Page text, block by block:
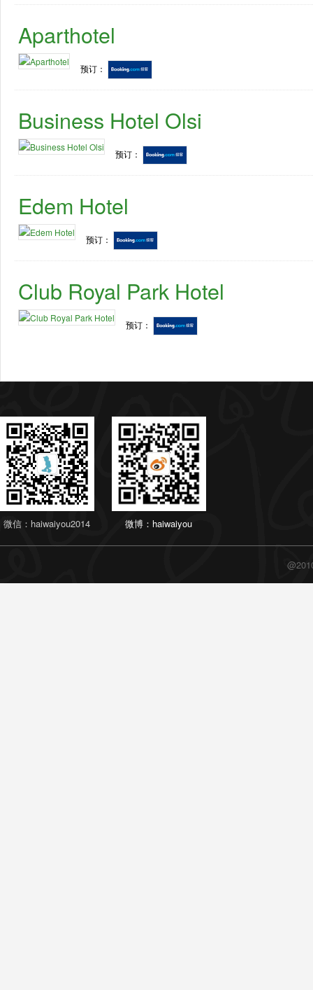
Aparthotel
预订：
Business Hotel Olsi
预订：
Edem Hotel
预订：
Club Royal Park Hotel
预订：
微信：haiwaiyou2014 微博：haiwaiyou